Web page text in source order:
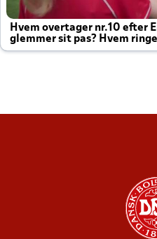
Hvem overtager nr.10 efter
glemmer sit pas? Hvem
altid til efter kampe?